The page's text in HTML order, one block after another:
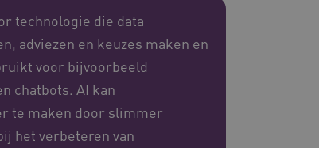
technologie die data
adviezen en keuzes maken en
voor bijvoorbeeld
chatbots. AI kan
te maken door slimmer
het verbeteren van